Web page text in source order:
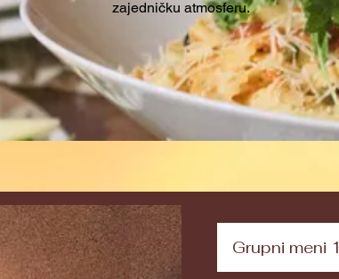
zajedničku atmosferu.
Grupni meni 1